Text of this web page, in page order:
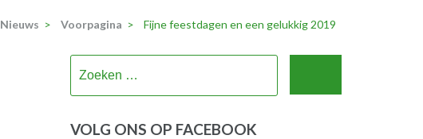
Nieuws > Voorpagina > Fijne feestdagen en een gelukkig 2019
VOLG ONS OP FACEBOOK